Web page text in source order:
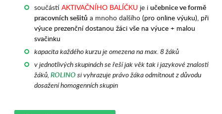
součástí AKTIVAČNÍHO BALÍČKUje i učebnice ve formě
pracovních sešitů a mnoho dalšího (pro online výuku), při
výuce prezenční dostanou žáci vše na výuce + malou
svačinku
kapacita každého kurzu je omezena na max. 8 žáků
v jednotlivých skupinách se řeší jak věk tak i jazykové znalosti
žáků, ROLINOsi vyhrazuje právo žáka odmítnout z důvodu
dosažení homogenních skupin